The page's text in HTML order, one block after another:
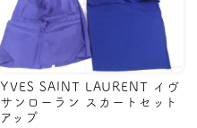
YVES SAINT LAURENT イヴ
サンローラン スカートセット
アップ